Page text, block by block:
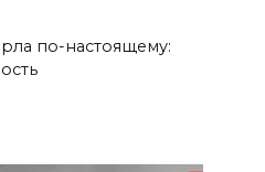
по-настоящему: